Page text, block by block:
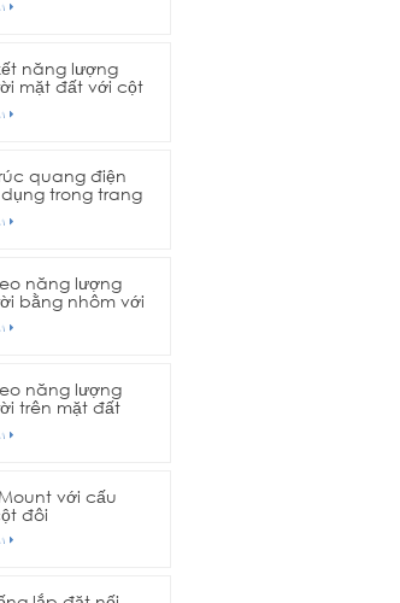
năng lượng
mặt đất với cột
quang điện
trong trang
nghiệp
năng lượng
bằng nhôm với
tông
năng lượng
trên mặt đất
nhôm với nền vít
với cấu
đôi